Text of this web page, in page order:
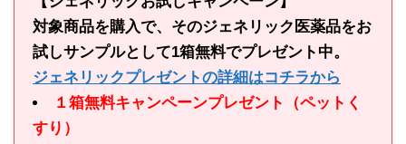
対象商品を購入で、そのジェネリック医薬品をお
試しサンプルとして1箱無料でプレゼント中。
ジェネリックプレゼントの詳細はコチラから
１箱無料キャンペーンプレゼント（ペットく
すり）